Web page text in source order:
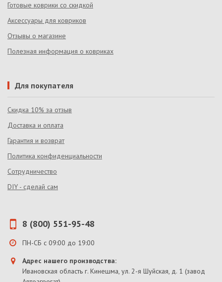
Готовые коврики со скидкой
Аксессуары для ковриков
Отзывы о магазине
Полезная информация о ковриках
Для покупателя
Скидка 10% за отзыв
Доставка и оплата
Гарантия и возврат
Политика конфиденциальности
Сотрудничество
DIY - сделай сам
8 (800) 551-95-48
ПН-СБ с 09:00 до 19:00
Адрес нашего производства:
Ивановская область г. Кинешма, ул. 2-я Шуйская, д. 1 (завод